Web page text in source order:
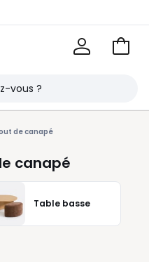
Voir
de canapé
canapé
Table basse